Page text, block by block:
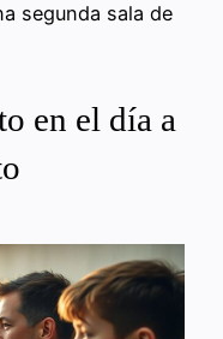
segunda sala de
en el día a